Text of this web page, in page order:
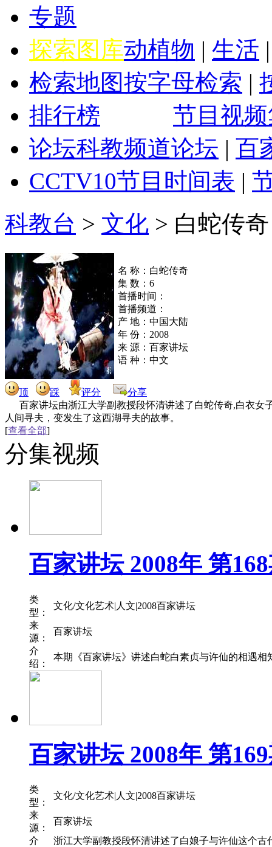
专题
探索图库动植物 | 生活
检索地图按字母检索 |
排行榜
节目视
论坛科教频道论坛 | 百
CCTV10节目时间表 |
科教台 > 文化 > 白蛇传奇
名 称：白蛇传奇
集 数：6
首播时间：
首播频道：
产 地：中国大陆
年 份：2008
来 源：百家讲坛
语 种：中文
顶 踩 评分
分享
百家讲坛由浙江大学副教授段怀清讲述了白蛇传奇,白衣
人间寻夫，变发生了这西湖寻夫的故事。
[查看全部]
分集视频
百家讲坛 2008年 第
类
型：
文化/文化艺术|人文|2008百家讲坛
来
源：
百家讲坛
介
绍：
本期《百家讲坛》讲述白蛇白素贞与许仙的相遇相
百家讲坛 2008年 第
类
型：
文化/文化艺术|人文|2008百家讲坛
来
源：
百家讲坛
介
浙江大学副教授段怀清讲述了白娘子与许仙这个